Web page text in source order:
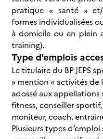
pratique « santé »
formes individualisées
à domicile ou en plein
training).
Type d'emplois
Le titulaire du BP JEPS
» mention « activités de
adossé aux
fitness, conseiller
moniteur, coach,
Plusieurs types